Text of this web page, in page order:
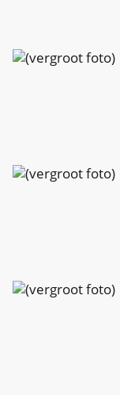
Charlotte
Peeters
Charlotte
Peeters
Charlotte
Peeters